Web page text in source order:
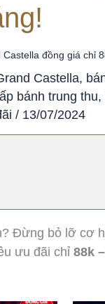
đồng giá chỉ
Castella,
bánh trung thu,
/ 13/07/2024
Đừng bỏ lỡ cơ
ưu đãi chỉ 88k